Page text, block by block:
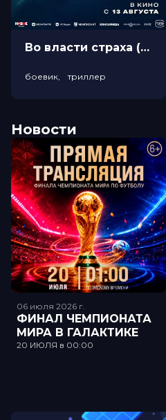
Во власти страха (18+)
боевик, триллер
Новости
06 июля 2026 г.
ФИНАЛ ЧЕМПИОНАТА
МИРА В ГАЛАКТИКЕ
20 ИЮЛЯ в 00:00